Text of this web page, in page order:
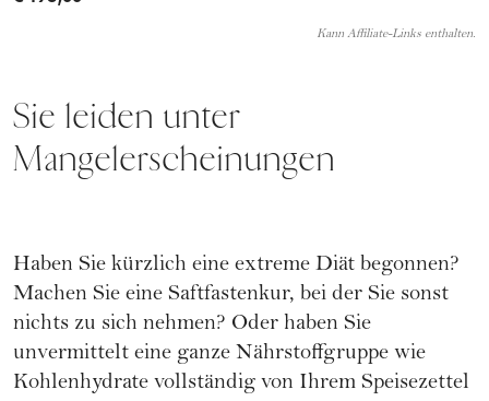
Kann Affiliate-Links enthalten.
Sie leiden unter
Mangelerscheinungen
Haben Sie kürzlich eine extreme Diät begonnen?
Machen Sie eine Saftfastenkur, bei der Sie sonst
nichts zu sich nehmen? Oder haben Sie
unvermittelt eine ganze Nährstoffgruppe wie
Kohlenhydrate vollständig von Ihrem Speisezettel